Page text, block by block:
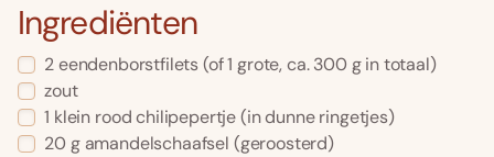
Ingrediënten
2eendenborstfilets(of 1 grote, ca. 300 g in totaal)
zout
1 klein rood chilipepertje(in dunne ringetjes)
20 g amandelschaafsel (geroosterd)